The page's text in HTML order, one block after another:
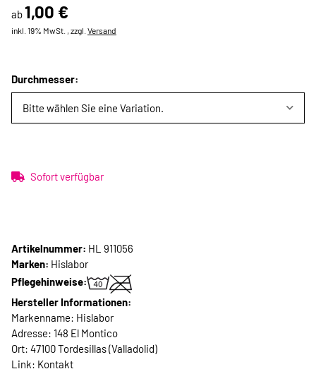
ab1,00 €
inkl. 19% MwSt. , zzgl. Versand
Durchmesser:
Bitte wählen Sie eine Variation.
Sofort verfügbar
Artikelnummer: HL 911056
Marken: Hislabor
Pflegehinweise:
Hersteller Informationen:
Markenname: Hislabor
Adresse: 148 El Montico
Ort: 47100 Tordesillas (Valladolid)
Link: Kontakt